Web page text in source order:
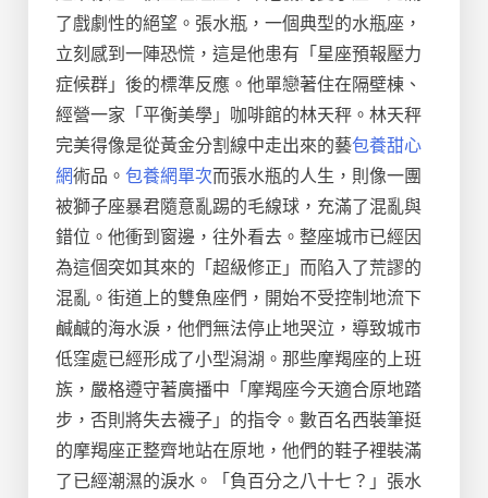
了戲劇性的絕望。張水瓶，一個典型的水瓶座，
立刻感到一陣恐慌，這是他患有「星座預報壓力
症候群」後的標準反應。他單戀著住在隔壁棟、
經營一家「平衡美學」咖啡館的林天秤。林天秤
完美得像是從黃金分割線中走出來的藝包養甜心
網術品。 包養網單次而張水瓶的人生，則像一團
被獅子座暴君隨意亂踢的毛線球，充滿了混亂與
錯位。他衝到窗邊，往外看去。整座城市已經因
為這個突如其來的「超級修正」而陷入了荒謬的
混亂。街道上的雙魚座們，開始不受控制地流下
鹹鹹的海水淚，他們無法停止地哭泣，導致城市
低窪處已經形成了小型潟湖。那些摩羯座的上班
族，嚴格遵守著廣播中「摩羯座今天適合原地踏
步，否則將失去襪子」的指令。數百名西裝筆挺
的摩羯座正整齊地站在原地，他們的鞋子裡裝滿
了已經潮濕的淚水。「負百分之八十七？」張水